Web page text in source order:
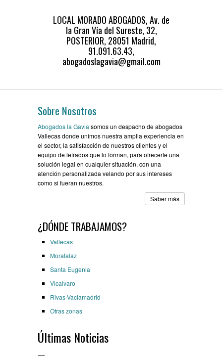
LOCAL MORADO ABOGADOS, Av. de
la Gran Vía del Sureste, 32,
POSTERIOR, 28051 Madrid,
91.091.63.43,
abogadoslagavia@gmail.com
Sobre Nosotros
Abogados la Gavia somos un despacho de abogados
Vallecas donde unimos nuestra amplia experiencia en
el sector, la satisfacción de nuestros clientes y el
equipo de letrados que lo forman, para ofrecerte una
solución legal en cualquier situación, con una
atención personalizada velando por sus intereses
como si fueran nuestros.
Saber más
¿DÓNDE TRABAJAMOS?
Vallecas
Moratalaz
Santa Eugenia
Vicalvaro
Rivas-Vaciamadrid
Otras zonas
Últimas Noticias